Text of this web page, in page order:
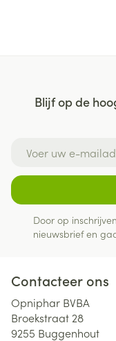
Blijf op de
Door op
nieuwsbrief en
Contacteer ons
Opniphar BVBA
Broekstraat 28
9255 Buggenhout